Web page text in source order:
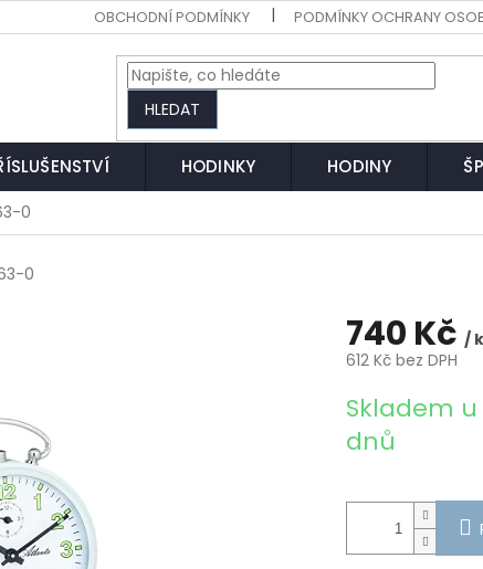
OBCHODNÍ PODMÍNKY PODMÍNKY OCHRANY
HLEDAT
HODINKY HODINY
0
0
740 Kč /
612 Kč bez DPH
cena:
Skladem
dnů